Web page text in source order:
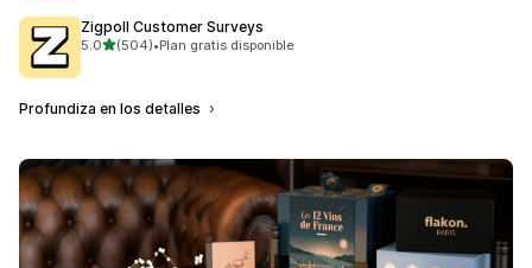
Zigpoll Customer Surveys
5.0de 5 estrellas
(504)
504 reseñas en total
•Plan gratis disponible
Profundiza en los detalles